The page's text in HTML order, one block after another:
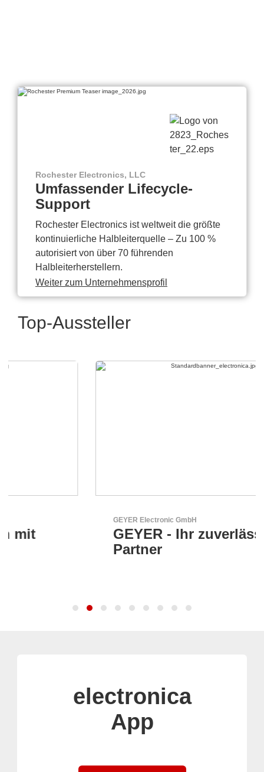
Rochester Electronics, LLC
Umfassender Lifecycle-
Support
Rochester Electronics ist weltweit die größte
kontinuierliche Halbleiterquelle – Zu 100 %
autorisiert von über 70 führenden
Halbleiterherstellern.
Weiter zum Unternehmensprofil
Top-Aussteller
GEYER Electronic GmbH
GEYER - Ihr zuverlässiger
electronica
App